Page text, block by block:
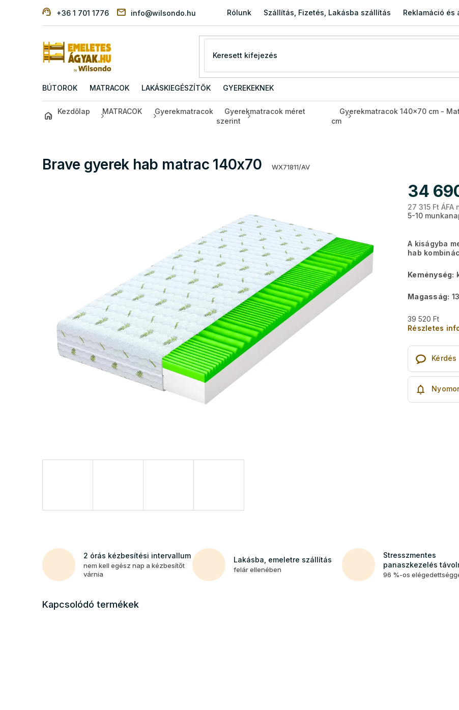
+36 1 701 1776 info@wilsondo.hu Rólunk Szállítás, Fizetés, Lakásba szállítás Reklamáció és
BÚTOROK MATRACOK LAKÁSKIEGÉSZÍTŐK GYEREKEKNEK
Kezdőlap MATRACOK Gyerekmatracok
Gyerekmatracok méret
szerint
Gyerekmatracok 140x70 cm -
cm
Brave gyerek hab matrac 140x70 WX71811/AV
34
27 315 Ft ÁFA
5-10
A kiságyba
hab
Keménység:
Magasság:
39 520 Ft
Részletes
Kérdés
2 órás kézbesítési intervallum
nem kell egész nap a kézbesítőt
várnia
Lakásba, emeletre szállítás
felár ellenében
Stresszmentes
panaszkezelés
96 %-os
Kapcsolódó termékek